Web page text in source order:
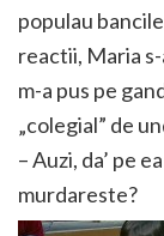
populau
reactii, Maria
m-a pus pe
„colegial” de
– Auzi, da’ pe
murdareste?